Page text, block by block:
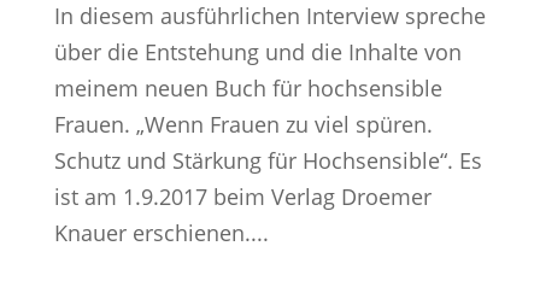
In diesem ausführlichen Interview spreche
über die Entstehung und die Inhalte von
meinem neuen Buch für hochsensible
Frauen. „Wenn Frauen zu viel spüren.
Schutz und Stärkung für Hochsensible“. Es
ist am 1.9.2017 beim Verlag Droemer
Knauer erschienen....